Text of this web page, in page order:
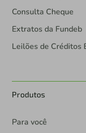
Consulta Cheque
Extratos da Fundeb
Leilões de Créditos
Produtos
Para você